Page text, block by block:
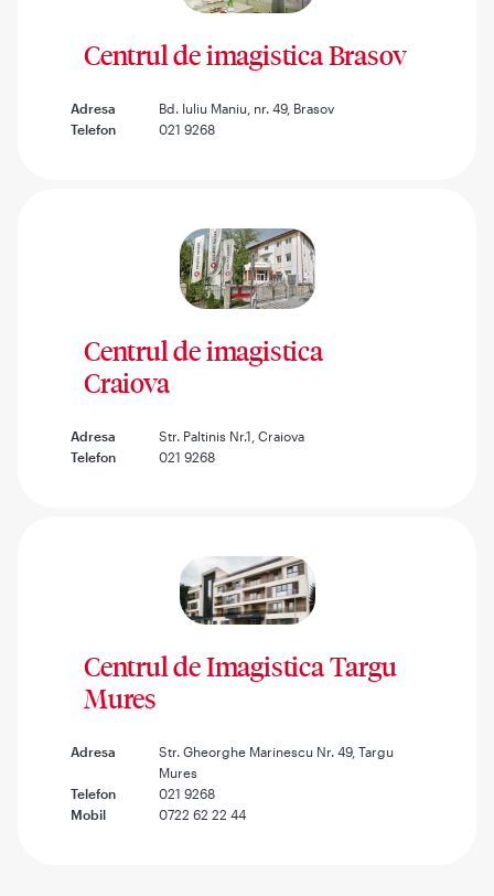
Centrul de imagistica Brasov
Adresa
Bd. Iuliu Maniu, nr. 49, Brasov
Telefon
021 9268
Centrul de imagistica
Craiova
Adresa
Str. Paltinis Nr.1, Craiova
Telefon
021 9268
Centrul de Imagistica Targu
Mures
Adresa
Str. Gheorghe Marinescu Nr. 49, Targu
Mures
Telefon
021 9268
Mobil
0722 62 22 44